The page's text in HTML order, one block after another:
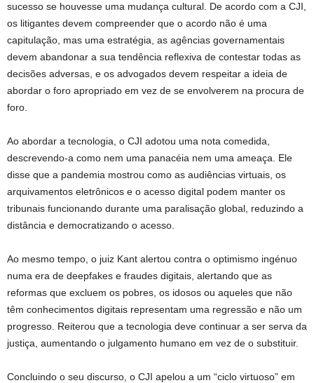
sucesso se houvesse uma mudança cultural. De acordo com a CJI,
os litigantes devem compreender que o acordo não é uma
capitulação, mas uma estratégia, as agências governamentais
devem abandonar a sua tendência reflexiva de contestar todas as
decisões adversas, e os advogados devem respeitar a ideia de
abordar o foro apropriado em vez de se envolverem na procura de
foro.
Ao abordar a tecnologia, o CJI adotou uma nota comedida,
descrevendo-a como nem uma panacéia nem uma ameaça. Ele
disse que a pandemia mostrou como as audiências virtuais, os
arquivamentos eletrônicos e o acesso digital podem manter os
tribunais funcionando durante uma paralisação global, reduzindo a
distância e democratizando o acesso.
Ao mesmo tempo, o juiz Kant alertou contra o optimismo ingénuo
numa era de deepfakes e fraudes digitais, alertando que as
reformas que excluem os pobres, os idosos ou aqueles que não
têm conhecimentos digitais representam uma regressão e não um
progresso. Reiterou que a tecnologia deve continuar a ser serva da
justiça, aumentando o julgamento humano em vez de o substituir.
Concluindo o seu discurso, o CJI apelou a um “ciclo virtuoso” em